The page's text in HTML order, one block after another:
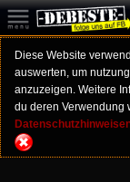
Diese Website
auswerten, um
anzuzeigen. Weitere
du deren Verwendung